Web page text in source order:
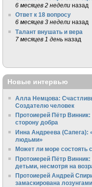
6 месяцев 2 недели назад
Ответ к 18 вопросу
6 месяцев 3 недели назад
Талант внушать и вера
7 месяцев 1 день назад
Новые интервью
Алла Немцова:
Создателю человек
Протоиерей Пётр
сторону добра
Инна Андреева (Сапега):
людьми»
Может ли море состоять
Протоиерей Пётр
детьми, несмотря на
Протоиерей Андрей
замаскирована